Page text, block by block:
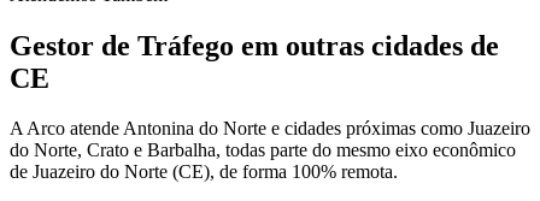
Gestor de Tráfego em outras cidades de
CE
A Arco atende Antonina do Norte e cidades próximas como Juazeiro
do Norte, Crato e Barbalha, todas parte do mesmo eixo econômico
de Juazeiro do Norte (CE), de forma 100% remota.